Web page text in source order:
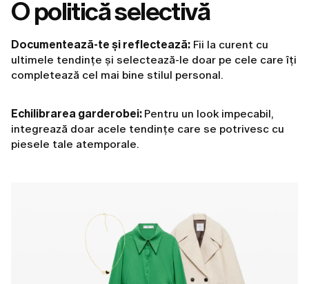
O politică selectivă
Documentează-te și reflectează: Fii la curent cu
ultimele tendințe și selectează-le doar pe cele care îți
completează cel mai bine stilul personal.
Echilibrarea garderobei: Pentru un look impecabil,
integrează doar acele tendințe care se potrivesc cu
piesele tale atemporale.